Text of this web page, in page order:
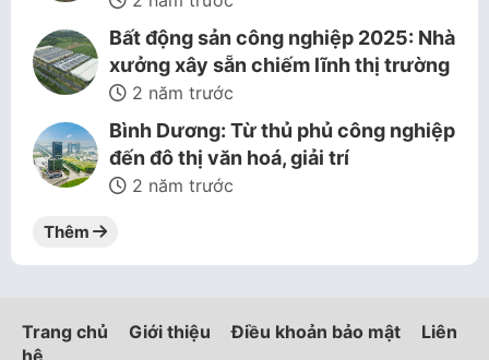
Bất động sản công nghiệp 2025: Nhà
xưởng xây sẵn chiếm lĩnh thị trường
2 năm trước
Bình Dương: Từ thủ phủ công nghiệp
đến đô thị văn hoá, giải trí
2 năm trước
Thêm
Trang chủ Giới thiệu Điều khoản bảo mật
Liên
hệ